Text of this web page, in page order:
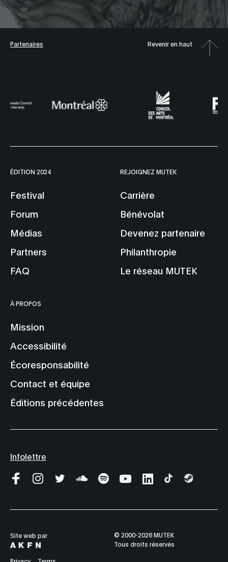
Partenaires Revenir en haut
ÉDITION 2024
Festival
Forum
Médias
Partners
FAQ
REJOIGNEZ MUTEK
Carrière
Bénévolat
Devenez partenaire
Philanthropie
Le réseau MUTEK
À PROPOS
Mission
Accessibilité
Écoresponsabilité
Contact et équipe
Éditions précédentes
Infolettre
Site web par
© 2000-2026 MUTEK
Tous droits réservés